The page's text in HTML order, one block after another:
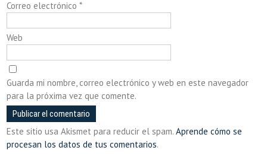
Correo electrónico*
Web
Guarda mi nombre, correo electrónico y web en este navegador
para la próxima vez que comente.
Este sitio usa Akismet para reducir el spam.Aprende cómo se
procesan los datos de tus comentarios.